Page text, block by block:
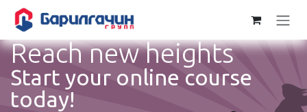
Skip to Content
Reach new heights
Start your online course
today!